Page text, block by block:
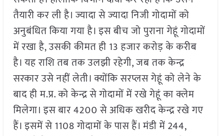
तैयारी कर ली है। ज्यादा से ज्यादा निजी गोदामों को
अनुबंधित किया गया है। इस बीच जो पुराना गेहूं गोदामों
में रखा है, उसकी कीमत ही 13 हजार करोड़ के करीब
है। यह राशि तब तक उलझी रहेगी, जब तक केन्द्र
सरकार उसे नहीं लेती। क्योंकि सरप्लस गेहूं को लेने के
बाद ही म.प्र. को केन्द्र से गोदामों में रखे गेहूं का क्लेम
मिलेगा। इस बार 4200 से अधिक खरीद केन्द्र रखे गए
हैं। इसमें से 1108 गोदामों के पास हैं। मंडी में 244,